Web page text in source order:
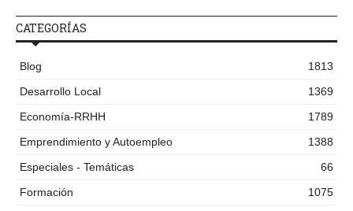
CATEGORÍAS
Blog
1813
Desarrollo Local
1369
Economía-RRHH
1789
Emprendimiento y Autoempleo
1388
Especiales - Temáticas
66
Formación
1075